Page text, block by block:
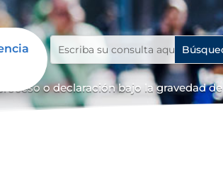
proceso o declaración bajo la gravedad de